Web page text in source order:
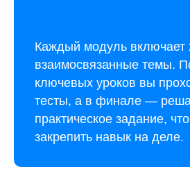
Каждый модуль включает
взаимосвязанные темы.
ключевых уроков вы
тесты, а в финале —
практическое задание,
закрепить навык на деле.